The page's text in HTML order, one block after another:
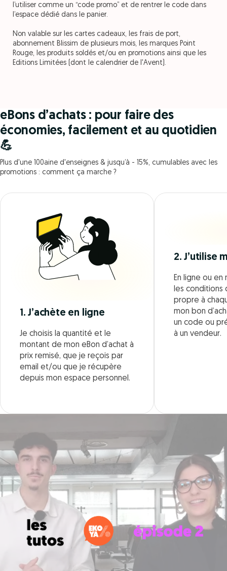
l’utiliser comme un “code promo” et de rentrer le code dans
l’espace dédié dans le panier.
Non valable sur les cartes cadeaux, les frais de port,
abonnement Blissim de plusieurs mois, les marques Point
Rouge, les produits soldés et/ou en promotions ainsi que les
Editions Limitées (dont le calendrier de l'Avent).
eBons d’achats : pour faire des
économies, facilement et au quotidien
💪
Plus d'une 100aine d'enseignes & jusqu’à - 15%, cumulables avec les
promotions : comment ça marche ?
1. J’achète en ligne
Je choisis la quantité et le
montant de mon eBon d’achat à
prix remisé, que je reçois par
email et/ou que je récupère
depuis mon espace personnel.
2. J’utilise
En ligne ou en
les conditions
propre à
mon bon
un code ou
à un vendeur.